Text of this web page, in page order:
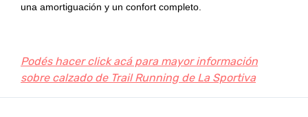
una amortiguación y un confort completo.
Podés hacer click acá para mayor información
sobre calzado de Trail Running de La Sportiva